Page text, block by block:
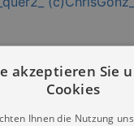
akzeptieren Sie
Cookies
Ihnen die Nutzung